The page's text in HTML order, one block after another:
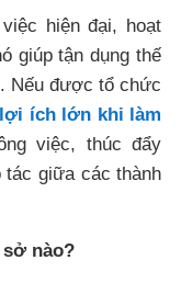
hiện đại, hoạt
giúp tận dụng thế
Nếu được tổ chức
lợi ích lớn khi làm
việc, thúc đẩy
tác giữa các thành
nào?